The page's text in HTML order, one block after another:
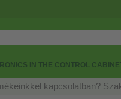
IN THE CONTROL
kapcsolatban?